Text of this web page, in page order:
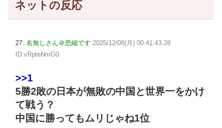
ネットの反応
27: 名無しさん＠恐縮です 2025/12/08(月) 00:41:43.28
ID:vRpteNmG0
>>1
5勝2敗の日本が無敗の中国と世界一をかけ
て戦う？
中国に勝ってもムリじゃね1位